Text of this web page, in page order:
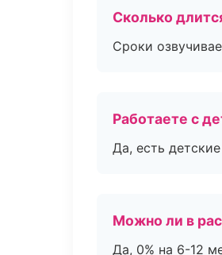
Сколько
Сроки
Работаете с
Да, есть
Можно ли в
Да, 0% на 6-12